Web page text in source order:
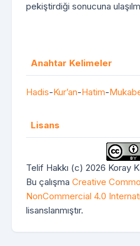
pekiştirdiği sonucuna
Anahtar Kelimeler
Hadis-Kur’an-Hatim-
Lisans
Telif Hakkı (c) 2026 Koray
Bu çalışma Creative
NonCommercial 4.0
lisanslanmıştır.